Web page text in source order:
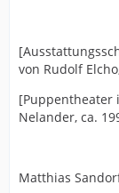
von Rudolf
[Puppentheater
Nelander, ca.
Matthias